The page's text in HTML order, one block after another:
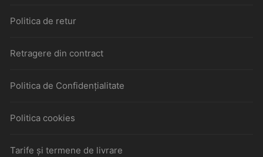
Politica de retur
Retragere din contract
Politica de Confidențialitate
Politica cookies
Tarife și termene de livrare